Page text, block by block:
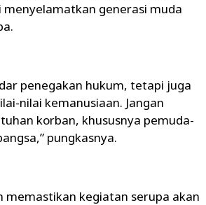
menyelamatkan generasi muda
penegakan hukum, tetapi juga
nilai kemanusiaan. Jangan
korban, khususnya pemuda-
pungkasnya.
memastikan kegiatan serupa akan